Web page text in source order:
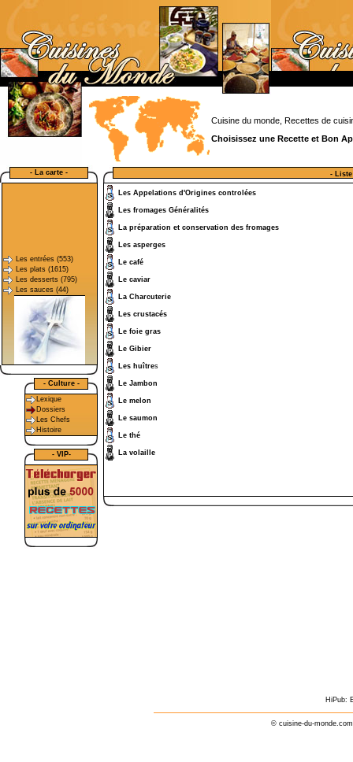
Cuisine du monde, Recettes de
Choisissez une Recette et Bon
- La carte -
Les entrées (553)
Les plats (1615)
Les desserts (795)
Les sauces (44)
- Culture -
Lexique
Dossiers
Les Chefs
Histoire
- VIP-
-
Les Appelations d'Origines controlées
Les fromages Généralités
La préparation et conservation des fromages
Les asperges
Le café
Le caviar
La Charcuterie
Les crustacés
Le foie gras
Le Gibier
Les huîtres
Le Jambon
Le melon
Le saumon
Le thé
La volaille
HiPub:
© cuisine-du-